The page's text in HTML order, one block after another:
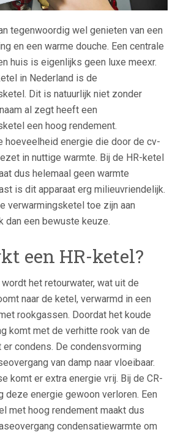
tegenwoordig wel genieten van een
en een warme douche. Een centrale
huis is eigenlijks geen luxe meexr.
in Nederland is de
Dit is natuurlijk niet zonder
al zegt heeft een
een hoog rendement.
hoeveelheid energie die door de cv-
in nuttige warmte. Bij de HR-ketel
dus helemaal geen warmte
is dit apparaat erg milieuvriendelijk.
verwarmingsketel toe zijn aan
dan een bewuste keuze.
een HR-ketel?
het retourwater, wat uit de
naar de ketel, verwarmd in een
rookgassen. Doordat het koude
komt met de verhitte rook van de
er condens. De condensvorming
van damp naar vloeibaar.
komt er extra energie vrij. Bij de CR-
deze energie gewoon verloren. Een
met hoog rendement maakt dus
condensatiewarmte om